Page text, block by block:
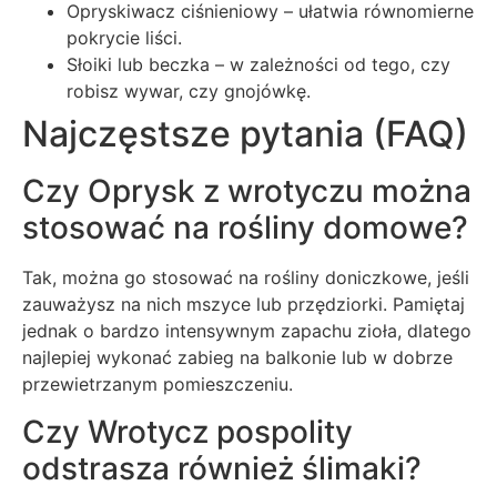
Opryskiwacz ciśnieniowy – ułatwia równomierne
pokrycie liści.
Słoiki lub beczka – w zależności od tego, czy
robisz wywar, czy gnojówkę.
Najczęstsze pytania (FAQ)
Czy Oprysk z wrotyczu można
stosować na rośliny domowe?
Tak, można go stosować na rośliny doniczkowe, jeśli
zauważysz na nich mszyce lub przędziorki. Pamiętaj
jednak o bardzo intensywnym zapachu zioła, dlatego
najlepiej wykonać zabieg na balkonie lub w dobrze
przewietrzanym pomieszczeniu.
Czy Wrotycz pospolity
odstrasza również ślimaki?